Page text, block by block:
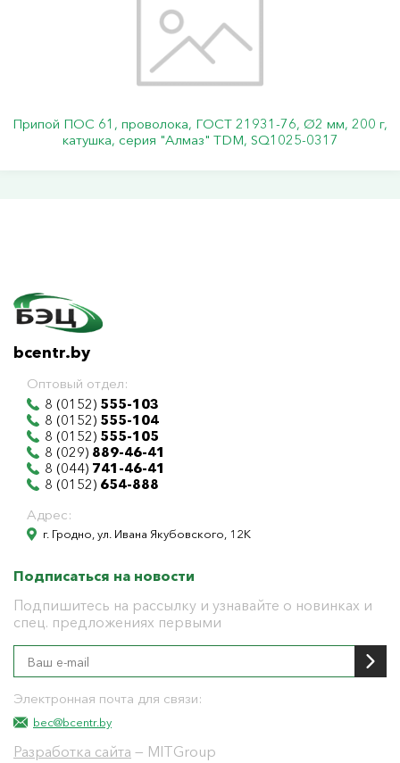
Припой ПОС 61, проволока, ГОСТ 21931-76, Ø2 мм, 200 г,
катушка, серия "Алмаз" TDM, SQ1025-0317
bcentr.by
Оптовый отдел:
8 (0152) 555-103
8 (0152) 555-104
8 (0152) 555-105
8 (029) 889-46-41
8 (044) 741-46-41
8 (0152) 654-888
Адрес:
г. Гродно, ул. Ивана Якубовского, 12К
Подписаться на новости
Подпишитесь на рассылку и узнавайте о новинках и
спец. предложениях первыми
Электронная почта для связи:
bec@bcentr.by
Разработка сайта — MITGroup